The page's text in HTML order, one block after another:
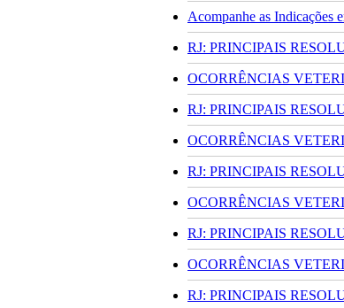
Acompanhe as Indicações
RJ: PRINCIPAIS
OCORRÊNCIAS
RJ: PRINCIPAIS
OCORRÊNCIAS
RJ: PRINCIPAIS
OCORRÊNCIAS
RJ: PRINCIPAIS
OCORRÊNCIAS
RJ: PRINCIPAIS